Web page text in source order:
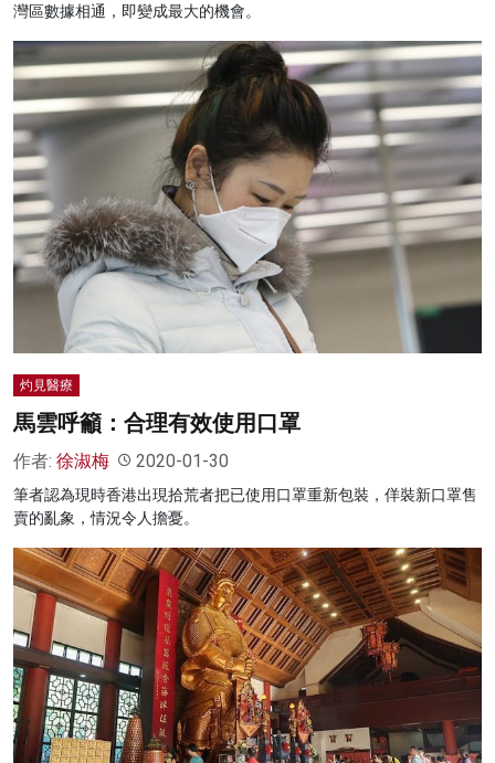
灣區數據相通，即變成最大的機會。
灼見醫療
馬雲呼籲：合理有效使用口罩
作者: 徐淑梅 2020-01-30
筆者認為現時香港出現拾荒者把已使用口罩重新包裝，佯裝新口罩售
賣的亂象，情況令人擔憂。